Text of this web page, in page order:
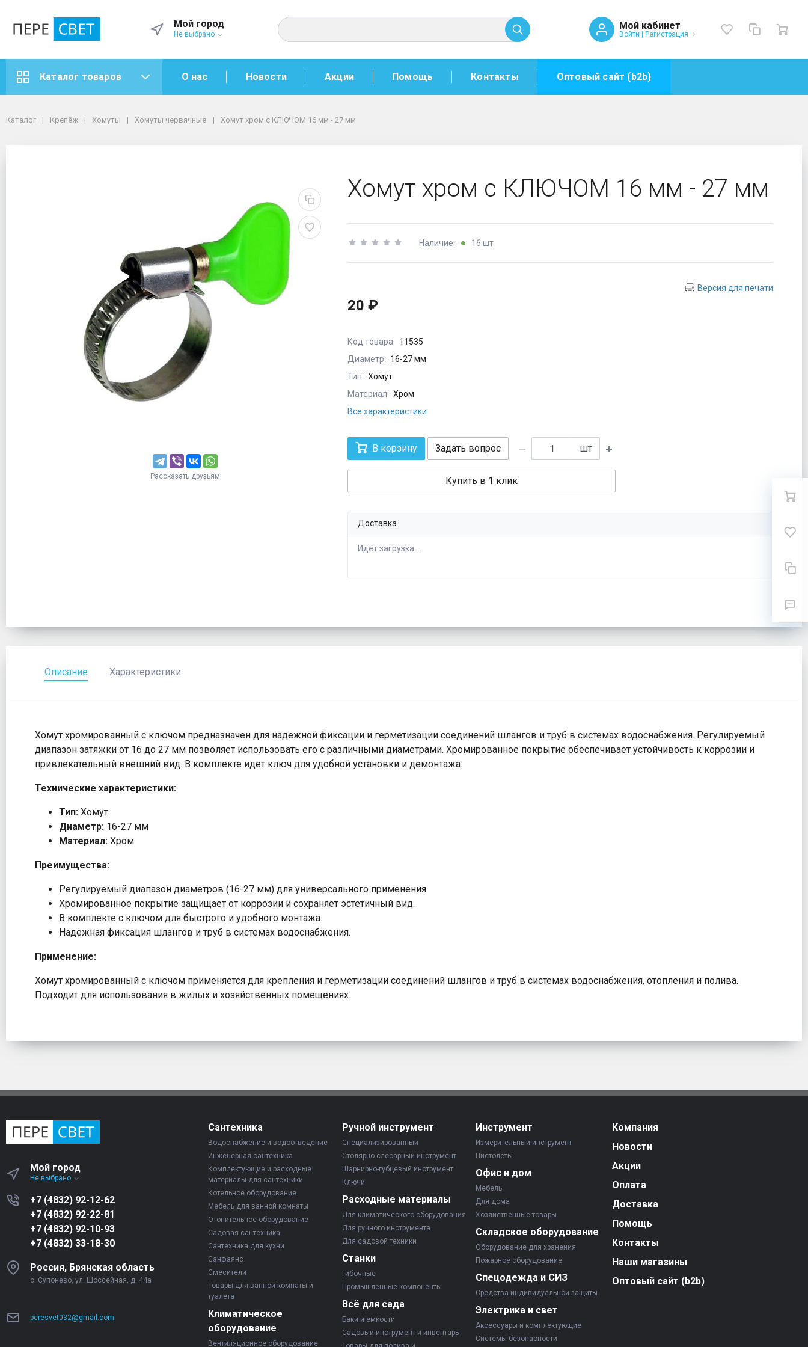
Мой город
Не выбрано
Мой кабинет
Войти | Регистрация
Каталог товаров О нас Новости Акции Помощь Контакты Оптовый сайт (b2b)
Каталог
Крепёж
Хомуты червячные
Хомут хром с КЛЮЧОМ 16 мм - 27 мм
Каталог Крепёж Хомуты Хомуты червячные Хомут хром с КЛЮЧОМ 16 мм - 27 мм
Рассказать друзьям
Хомут хром с КЛЮЧОМ 16 мм - 27 мм
Наличие: 16 шт
Версия для печати
20 ₽
Код товара: 11535
Диаметр: 16-27 мм
Тип: Хомут
Материал: Хром
Все характеристики
В корзину Задать вопрос шт
Купить в 1 клик
Доставка
Идёт загрузка...
Описание Характеристики
Хомут хромированный с ключом предназначен для надежной фиксации и герметизации соединений шлангов и труб в системах водоснабжения. Регулируемый
диапазон затяжки от 16 до 27 мм позволяет использовать его с различными диаметрами. Хромированное покрытие обеспечивает устойчивость к коррозии и
привлекательный внешний вид. В комплекте идет ключ для удобной установки и демонтажа.
Технические характеристики:
Тип: Хомут
Диаметр: 16-27 мм
Материал: Хром
Преимущества:
Регулируемый диапазон диаметров (16-27 мм) для универсального применения.
Хромированное покрытие защищает от коррозии и сохраняет эстетичный вид.
В комплекте с ключом для быстрого и удобного монтажа.
Надежная фиксация шлангов и труб в системах водоснабжения.
Применение:
Хомут хромированный с ключом применяется для крепления и герметизации соединений шлангов и труб в системах водоснабжения, отопления и полива.
Подходит для использования в жилых и хозяйственных помещениях.
Мой город
Не выбрано
+7 (4832) 92-12-62
+7 (4832) 92-22-81
+7 (4832) 92-10-93
+7 (4832) 33-18-30
Россия, Брянская область
с. Супонево, ул. Шоссейная, д. 44а
peresvet032@gmail.com
Сантехника
Водоснабжение и водоотведение
Инженерная сантехника
Комплектующие и расходные
материалы для сантехники
Котельное оборудование
Мебель для ванной комнаты
Отопительное оборудование
Садовая сантехника
Сантехника для кухни
Санфаянс
Смесители
Товары для ванной комнаты и
туалета
Климатическое
оборудование
Вентиляционное оборудование
Ручной инструмент
Специализированный
Столярно-слесарный инструмент
Шарнирно-губцевый инструмент
Ключи
Расходные материалы
Для климатического оборудования
Для ручного инструмента
Для садовой техники
Станки
Гибочные
Промышленные компоненты
Всё для сада
Баки и емкости
Садовый инструмент и инвентарь
Инструмент
Измерительный инструмент
Пистолеты
Офис и дом
Мебель
Для дома
Хозяйственные товары
Складское оборудование
Оборудование для хранения
Пожарное оборудование
Спецодежда и СИЗ
Средства индивидуальной защиты
Электрика и свет
Аксессуары и комплектующие
Системы безопасности
Компания
Новости
Акции
Оплата
Доставка
Помощь
Контакты
Наши магазины
Оптовый сайт (b2b)